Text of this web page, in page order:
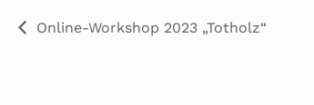
Online-Workshop 2023 „Totholz“